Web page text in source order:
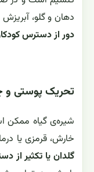
دهان و گلو،
دور از دسترس
تحریک پوستی
شیره‌ی گیاه ممکن
خارش، قرمزی یا
گلدان یا تکثیر از